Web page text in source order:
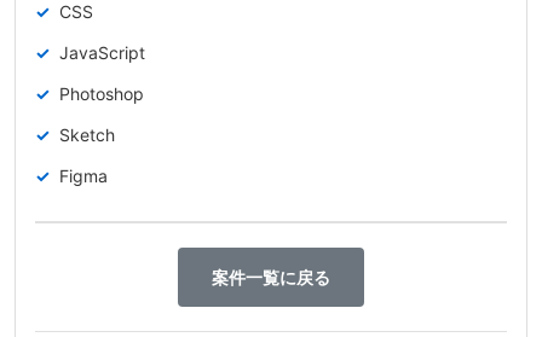
CSS
JavaScript
Photoshop
Sketch
Figma
案件一覧に戻る